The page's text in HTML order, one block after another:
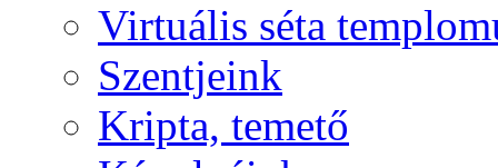
Virtuális séta
Szentjeink
Kripta, temető